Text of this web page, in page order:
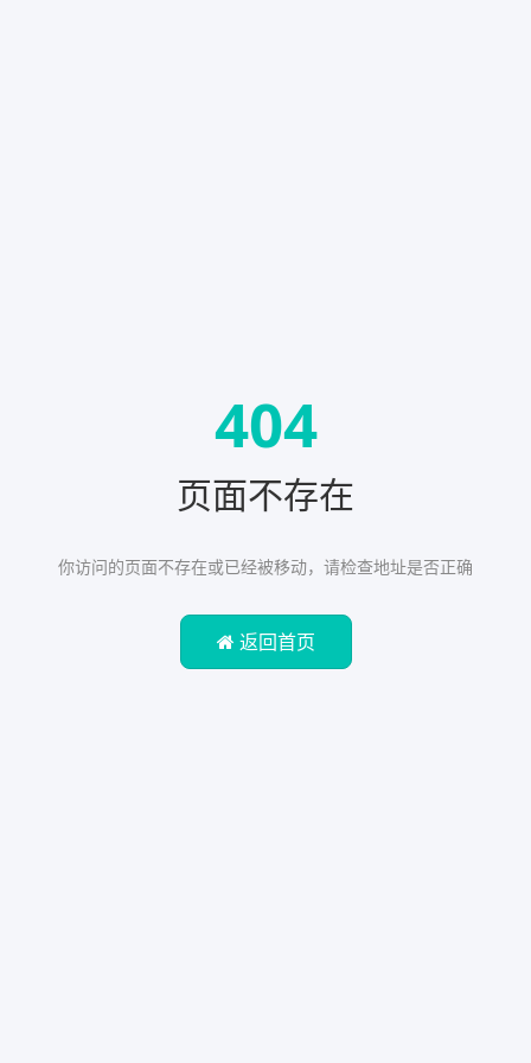
404
页面不存在
你访问的页面不存在或已经被移动，请检查地址是否正确
返回首页